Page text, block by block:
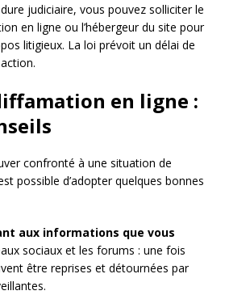
judiciaire, vous pouvez solliciter le
en ligne ou l’hébergeur du site pour
litigieux. La loi prévoit un délai de
en ligne :
confronté à une situation de
possible d’adopter quelques bonnes
aux informations que vous
sociaux et les forums : une fois
être reprises et détournées par